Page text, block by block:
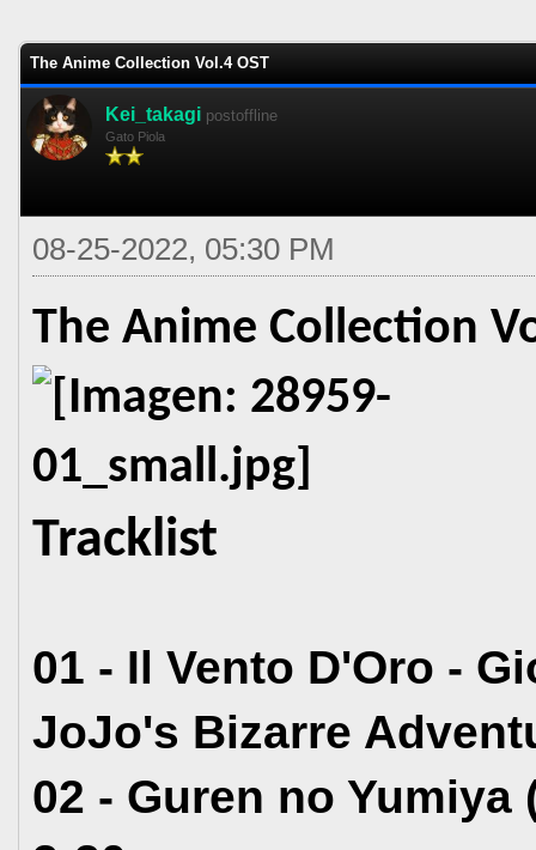
The Anime Collection Vol.4 OST
Kei_takagi postoffline
Gato Piola
08-25-2022, 05:30 PM
The Anime Collection
Tracklist
01 - Il Vento D'Oro -
JoJo's Bizarre
02 - Guren no